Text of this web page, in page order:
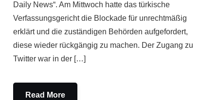
Daily News“. Am Mittwoch hatte das türkische
Verfassungsgericht die Blockade für unrechtmäßig
erklärt und die zuständigen Behörden aufgefordert,
diese wieder rückgängig zu machen. Der Zugang zu
Twitter war in der […]
Read More